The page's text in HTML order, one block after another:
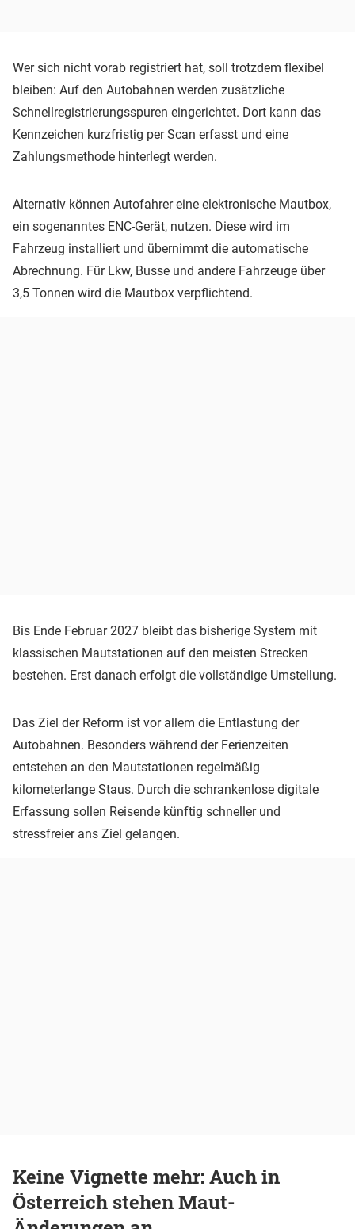
Wer sich nicht vorab registriert hat, soll trotzdem flexibel
bleiben: Auf den Autobahnen werden zusätzliche
Schnellregistrierungsspuren eingerichtet. Dort kann das
Kennzeichen kurzfristig per Scan erfasst und eine
Zahlungsmethode hinterlegt werden.
Alternativ können Autofahrer eine elektronische Mautbox,
ein sogenanntes ENC-Gerät, nutzen. Diese wird im
Fahrzeug installiert und übernimmt die automatische
Abrechnung. Für Lkw, Busse und andere Fahrzeuge über
3,5 Tonnen wird die Mautbox verpflichtend.
Bis Ende Februar 2027 bleibt das bisherige System mit
klassischen Mautstationen auf den meisten Strecken
bestehen. Erst danach erfolgt die vollständige Umstellung.
Das Ziel der Reform ist vor allem die Entlastung der
Autobahnen. Besonders während der Ferienzeiten
entstehen an den Mautstationen regelmäßig
kilometerlange Staus. Durch die schrankenlose digitale
Erfassung sollen Reisende künftig schneller und
stressfreier ans Ziel gelangen.
Keine Vignette mehr: Auch in
Österreich stehen Maut-